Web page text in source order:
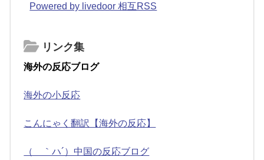
Powered by livedoor 相互RSS
リンク集
海外の反応ブログ
海外の小反応
こんにゃく翻訳【海外の反応】
（ ｀ハ´）中国の反応ブログ